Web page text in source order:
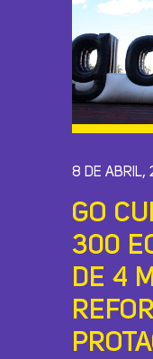
8 DE ABRIL,
GO
300
DE 4